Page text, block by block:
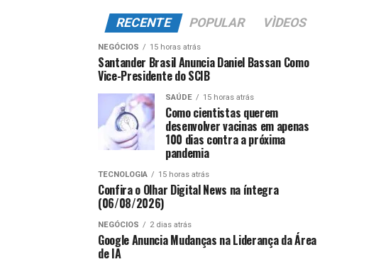
RECENTE POPULAR VÌDEOS
NEGÓCIOS 15 horas atrás
Santander Brasil Anuncia Daniel Bassan Como
Vice-Presidente do SCIB
SAÚDE 15 horas atrás
Como cientistas querem
desenvolver vacinas em apenas
100 dias contra a próxima
pandemia
TECNOLOGIA 15 horas atrás
Confira o Olhar Digital News na íntegra
(06/08/2026)
NEGÓCIOS 2 dias atrás
Google Anuncia Mudanças na Liderança da Área
de IA